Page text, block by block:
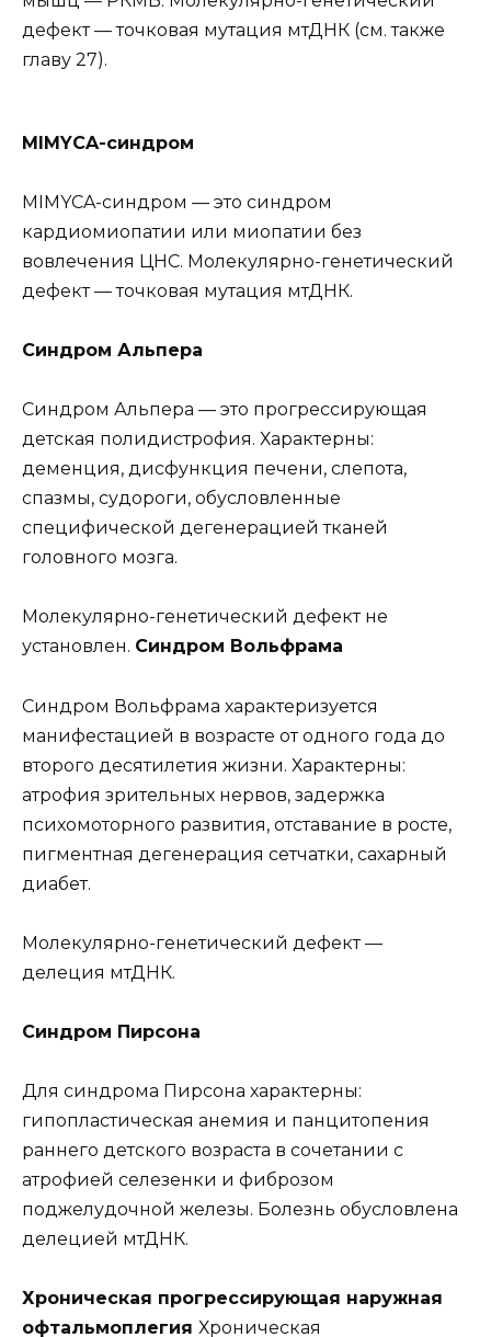
дефект — точковая мутация мтДНК (см. также
главу 27).
MIMYCA-синдром
MIMYCA-синдром — это синдром
кардиомиопатии или миопатии без
вовлечения ЦНС. Молекулярно-генетический
дефект — точковая мутация мтДНК.
Синдром Альпера
Синдром Альпера — это прогрессирующая
детская полидистрофия. Характерны:
деменция, дисфункция печени, слепота,
спазмы, судороги, обусловленные
специфической дегенерацией тканей
головного мозга.
Молекулярно-генетический дефект не
установлен. Синдром Вольфрама
Синдром Вольфрама характеризуется
манифестацией в возрасте от одного года до
второго десятилетия жизни. Характерны:
атрофия зрительных нервов, задержка
психомоторного развития, отставание в росте,
пигментная дегенерация сетчатки, сахарный
диабет.
Молекулярно-генетический дефект —
делеция мтДНК.
Синдром Пирсона
Для синдрома Пирсона характерны:
гипопластическая анемия и панцитопения
раннего детского возраста в сочетании с
атрофией селезенки и фиброзом
поджелудочной железы. Болезнь обусловлена
делецией мтДНК.
Хроническая прогрессирующая наружная
офтальмоплегия Хроническая